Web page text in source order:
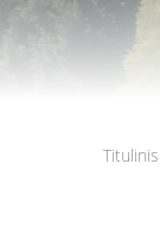
Titulinis